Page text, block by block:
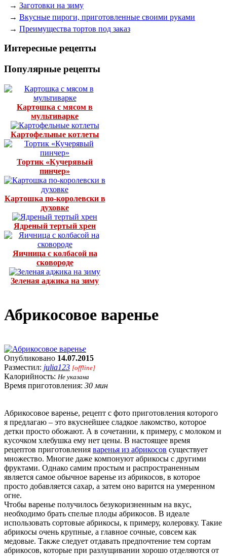
→ Заготовки на зиму
→ Вкусные пироги, приготовленные своими руками
→ Преимущества тортов под заказ
Интересные рецепты
Популярные рецепты
Картошка с мясом в
мультиварке
Картофельные котлеты
Тортик «Кучерявый
пинчер»
Картошка по-королевски в
духовке
Ядреный тертый хрен
Яичница с колбасой на
сковороде
Зеленая аджика на зиму
Абрикосовое варенье
Опубликовано 14.07.2015
Разместил: julia123 [offline]
Калорийность: Не указана
Время приготовления: 30 мин
Абрикосовое варенье, рецепт с фото приготовления которого
я предлагаю – это вкуснейшее сладкое лакомство, которое
детки просто обожают. А в сочетании, к примеру, с молоком и
кусочком хлебушка ему нет цены. В настоящее время
рецептов приготовления варенья из абрикосов существует
множество. Многие даже компонуют абрикосы с другими
фруктами. Однако самим простым и распространенным
является самое обычное варенье из абрикосов, в которое
просто добавляется сахар, а затем оно варится на умеренном
огне.
Чтобы варенье получилось безукоризненным на вкус,
необходимо брать спелые плоды абрикосов. В идеале
использовать сортовые абрикосы, к примеру, колеровку. Такие
абрикосы очень крупные, а главное сочные, совсем как
медовые. Также следует отдавать предпочтение тем сортам
абрикосов, которые при разлущивании хорошо отделяются от